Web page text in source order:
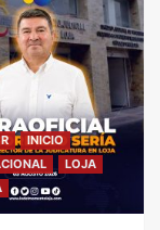
INICIO
LOJA